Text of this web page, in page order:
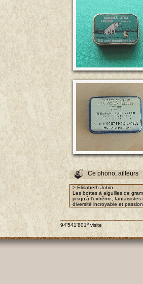
Ce phono, ailleurs
> Elisabeth Jobin
Les boîtes à aiguilles de
jusqu’à l’extrême,
diversité incroyable et
94'541'801e visite